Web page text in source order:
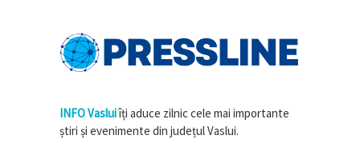
INFO Vasluiîți aduce zilnic cele mai importante
știri și evenimente din județul Vaslui.